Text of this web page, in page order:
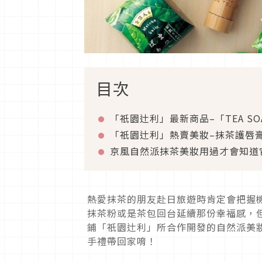
目次
「祇園辻利」最新商品–「TEA
「祇園辻利」熱賣美妝–抹茶護唇
京風自然派抹茶美妝用過才會知
熱愛抹茶的朋友赴日旅遊時肯定會把
抹茶粉或是茶包回台延續那份幸福感
鋪「祇園辻利」所合作開發的自然派
手禮帶回家唷！